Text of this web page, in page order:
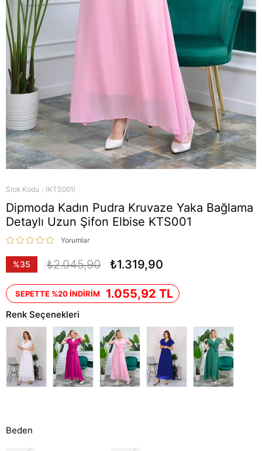
Stok Kodu (KTS001)
Dipmoda Kadın Pudra Kruvaze Yaka Bağlama
Detaylı Uzun Şifon Elbise KTS001
Yorumlar
%35
₺2.045,90 ₺1.319,90
SEPETTE %20 İNDİRİM 1.055,92 TL
Renk Seçenekleri
Beden